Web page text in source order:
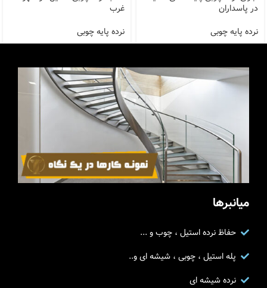
در پاسداران
نرده پایه چوبی
غرب
نرده پایه چوبی
میانبرها
حفاظ نرده استیل ، چوب و ...
پله استیل ، چوبی ، شیشه ای و..
نرده شیشه ای